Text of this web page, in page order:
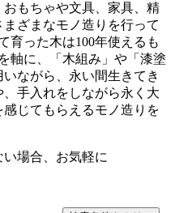
もちゃや文具、家具、精
ざまなモノ造りを行って
育った木は100年使えるも
軸に、「木組み」や「漆塗
ながら、永い間生きてき
手入れをしながら永く大
じてもらえるモノ造りを
場合、お気軽に